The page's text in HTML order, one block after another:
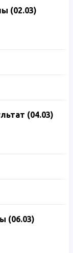
(02.03)
(04.03)
(06.03)